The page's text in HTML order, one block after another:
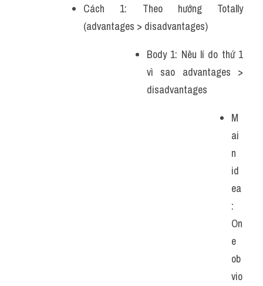
Cách 1: Theo hướng Totally
(advantages > disadvantages)
Body 1: Nêu lí do thứ 1
vì sao advantages >
disadvantages
M
ai
n
id
ea
:
On
e
ob
vio